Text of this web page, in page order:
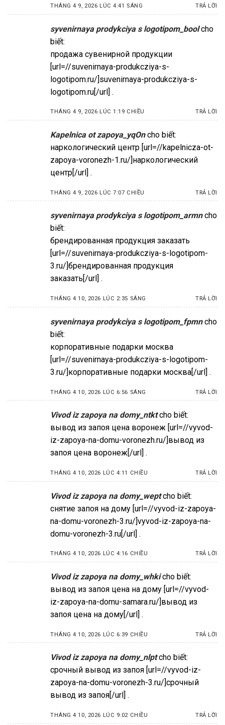
THÁNG 4 9, 2026 LÚC 4:41 SÁNG TRẢ LỜI
syvenirnaya prodykciya s logotipom_bool cho
biết:
продажа сувенирной продукции
[url=//suvenirnaya-produkcziya-s-
logotipom.ru/]suvenirnaya-produkcziya-s-
logotipom.ru[/url] .
THÁNG 4 9, 2026 LÚC 1:19 CHIỀU TRẢ LỜI
Kapelnica ot zapoya_yqOn cho biết:
наркологический центр [url=//kapelnicza-ot-
zapoya-voronezh-1.ru/]наркологический
центр[/url] .
THÁNG 4 9, 2026 LÚC 7:07 CHIỀU TRẢ LỜI
syvenirnaya prodykciya s logotipom_armn cho
biết:
брендированная продукция заказать
[url=//suvenirnaya-produkcziya-s-logotipom-
3.ru/]брендированная продукция
заказать[/url] .
THÁNG 4 10, 2026 LÚC 2:35 SÁNG TRẢ LỜI
syvenirnaya prodykciya s logotipom_fpmn cho
biết:
корпоративные подарки москва
[url=//suvenirnaya-produkcziya-s-logotipom-
3.ru/]корпоративные подарки москва[/url] .
THÁNG 4 10, 2026 LÚC 6:56 SÁNG TRẢ LỜI
Vivod iz zapoya na domy_ntkt cho biết:
вывод из запоя цена воронеж [url=//vyvod-
iz-zapoya-na-domu-voronezh.ru/]вывод из
запоя цена воронеж[/url] .
THÁNG 4 10, 2026 LÚC 4:11 CHIỀU TRẢ LỜI
Vivod iz zapoya na domy_wept cho biết:
снятие запоя на дому [url=//vyvod-iz-zapoya-
na-domu-voronezh-3.ru/]vyvod-iz-zapoya-na-
domu-voronezh-3.ru[/url] .
THÁNG 4 10, 2026 LÚC 4:16 CHIỀU TRẢ LỜI
Vivod iz zapoya na domy_whki cho biết:
вывод из запоя цена на дому [url=//vyvod-
iz-zapoya-na-domu-samara.ru/]вывод из
запоя цена на дому[/url] .
THÁNG 4 10, 2026 LÚC 6:39 CHIỀU TRẢ LỜI
Vivod iz zapoya na domy_nlpt cho biết:
срочный вывод из запоя [url=//vyvod-iz-
zapoya-na-domu-voronezh-3.ru/]срочный
вывод из запоя[/url] .
THÁNG 4 10, 2026 LÚC 9:02 CHIỀU TRẢ LỜI